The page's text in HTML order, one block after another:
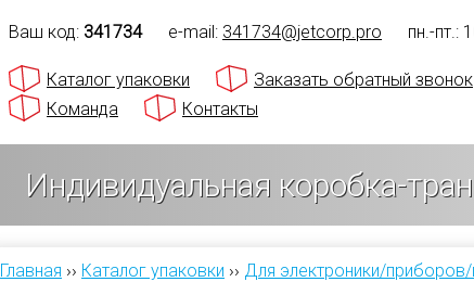
Ваш код: 341734 e-mail: 341734@jetcorp.pro пн.-пт.:
Каталог упаковки Заказать обратный звонок
Команда
Контакты
Индивидуальная коробка-
Главная ›› Каталог упаковки ›› Для электроники/